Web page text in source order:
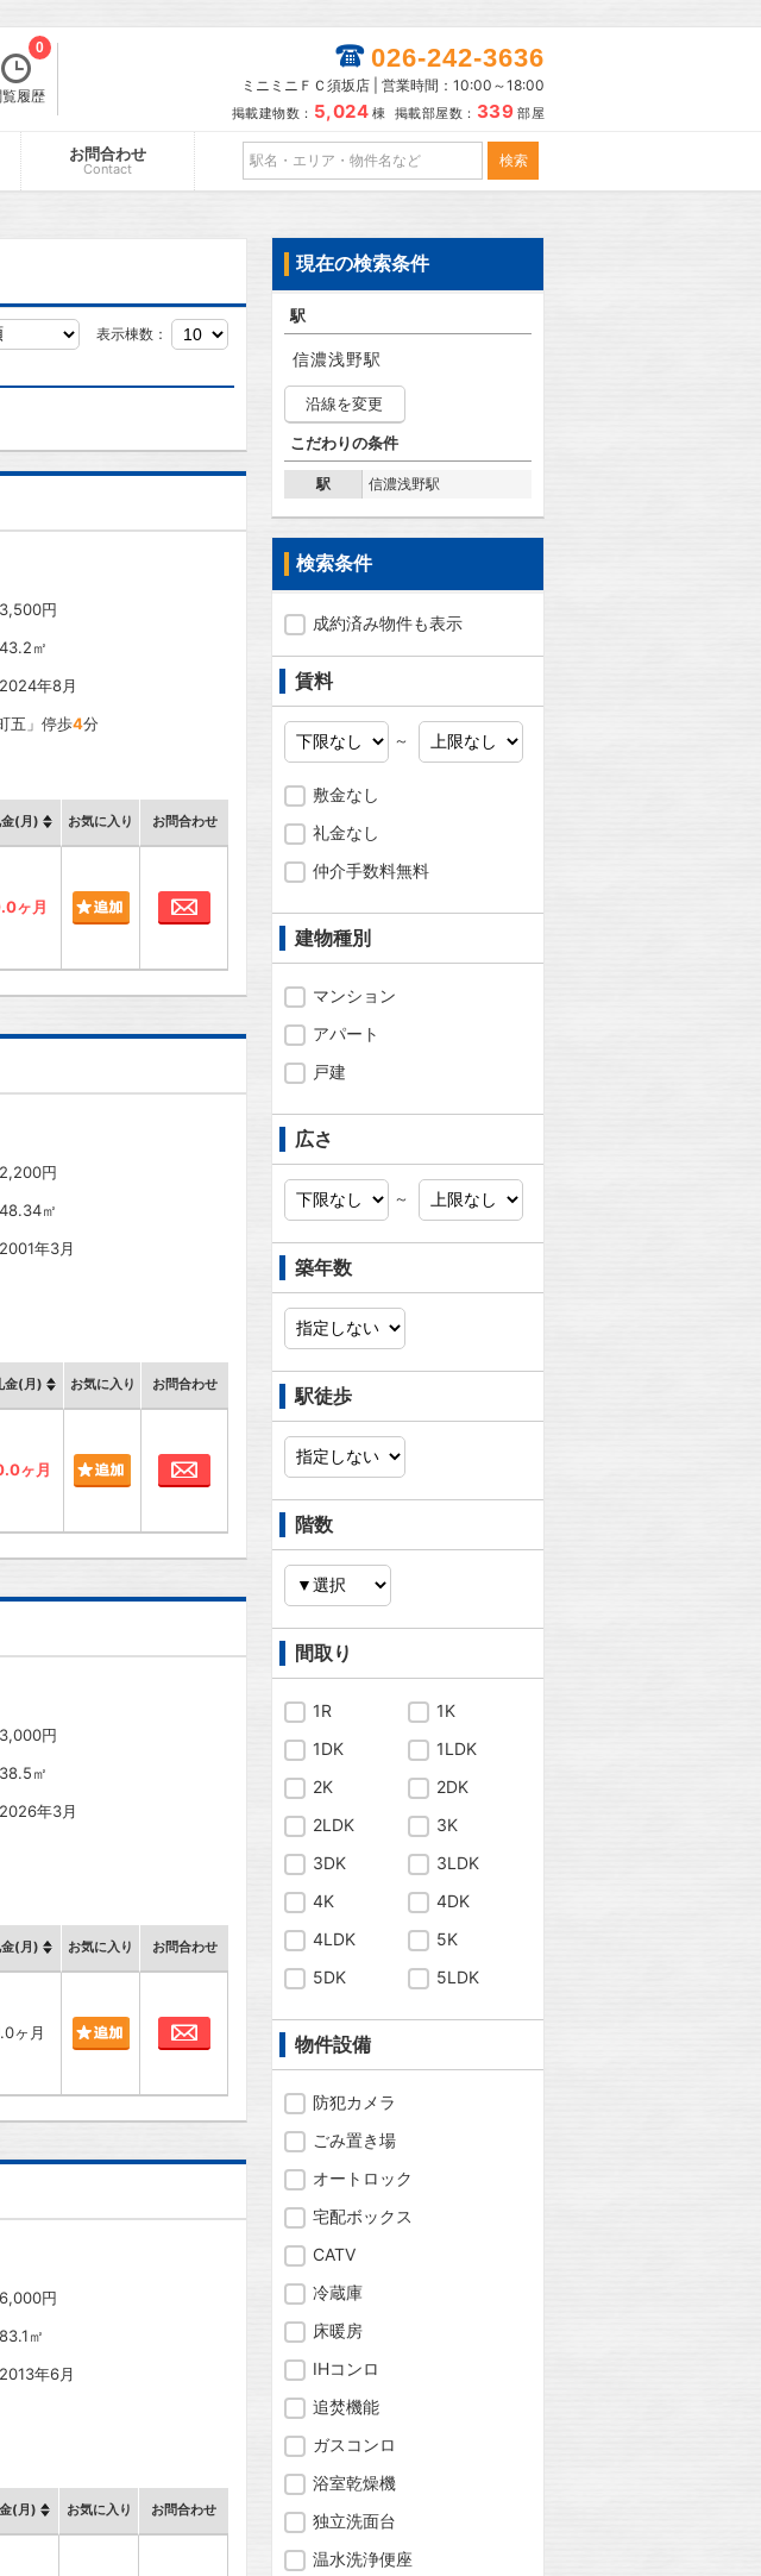
履歴
0 026-242-3636
ミニミニＦＣ須坂店 | 営業時間：10:00～18:00
掲載建物数： 5,024 棟 掲載部屋数： 339 部屋
お問合わせ
Contact
表示棟数：
3,500円
43.2㎡
2024年8月
五」停歩4分
(月) お気に入り お問合わせ
ヶ月 お問合わせ
2,200円
48.34㎡
2001年3月
金(月) お気に入り お問合わせ
ヶ月
3,000円
38.5㎡
2026年3月
(月) お気に入り お問合わせ
ヶ月 お問合わせ
6,000円
83.1㎡
2013年6月
(月) お気に入り お問合わせ
現在の検索条件
駅
信濃浅野駅
沿線を変更
こだわりの条件
駅 信濃浅野駅
検索条件
成約済み物件も表示
賃料
～
敷金なし
礼金なし
仲介手数料無料
建物種別
マンション
アパート
戸建
広さ
～
築年数
駅徒歩
階数
間取り
1R
1K
1DK
1LDK
2K
2DK
2LDK
3K
3DK
3LDK
4K
4DK
4LDK
5K
5DK
5LDK
物件設備
防犯カメラ
ごみ置き場
オートロック
宅配ボックス
CATV
冷蔵庫
床暖房
IHコンロ
追焚機能
ガスコンロ
浴室乾燥機
独立洗面台
温水洗浄便座